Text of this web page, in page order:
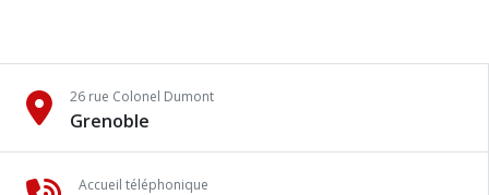
26 rue Colonel Dumont
Grenoble
Accueil téléphonique